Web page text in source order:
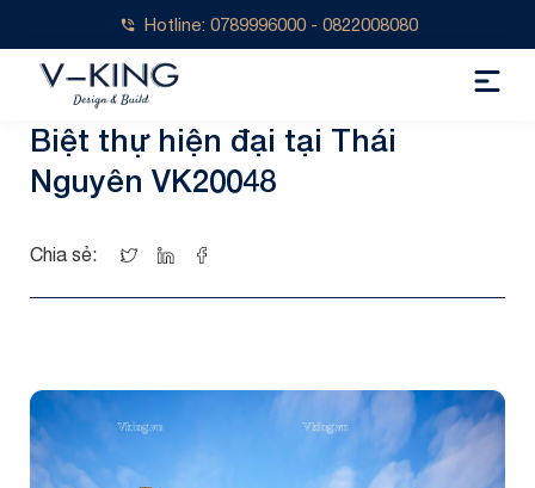
Hotline: 0789996000 - 0822008080
Biệt thự hiện đại tại Thái
Nguyên VK20048
Chia sẻ: